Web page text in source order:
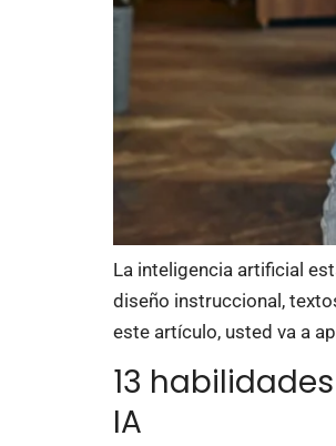
La inteligencia artificial
diseño instruccional,
este artículo, usted va a
13
IA